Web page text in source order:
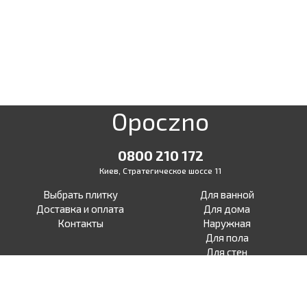
Opoczno
0800 210 172
Киев, Стратегическое шоссе 11
Выбрать плитку
Доставка и оплата
Контакты
Для ванной
Для дома
Наружная
Для пола
Для стен